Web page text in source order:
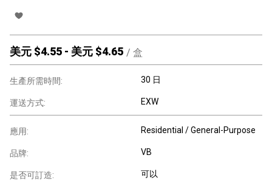
美元 $4.55 - 美元 $4.65 / 盒
生產所需時間: 30 日
運送方式: EXW
應用: Residential / General-Purpose
品牌: VB
是否可訂造: 可以